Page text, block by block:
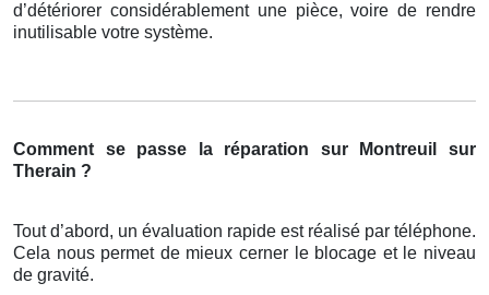
d’détériorer considérablement une pièce, voire de rendre
inutilisable votre système.
Comment se passe la réparation sur Montreuil sur
Therain ?
Tout d’abord, un évaluation rapide est réalisé par téléphone.
Cela nous permet de mieux cerner le blocage et le niveau
de gravité.